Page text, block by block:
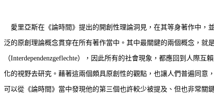
愛里亞斯在《論時間》提出的開創性理論洞見，在其等身著作中，
泛的原創理論概念貫穿在所有著作當中。其中最關鍵的兩個概念，就
（Interdependenzgeflechte），因此所有的社會現象，都應回到人際
化的視野去研究。藉著這兩個頗具原創性的觀點，也讓人們普遍同
可以從《論時間》當中發現他的第三個也許較少被提及、但也非常關